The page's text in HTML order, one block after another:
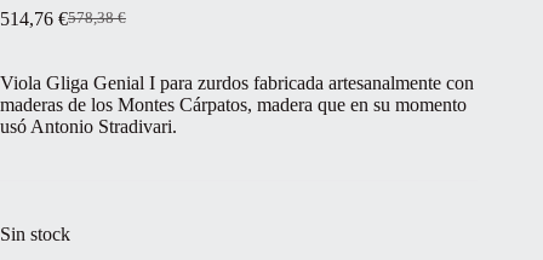
578,38€
El
era:
578,38 €.
514,76 €El
es:
514,76 €.
Viola Gliga Genial I para zurdos fabricada artesanalmente con
maderas de los Montes Cárpatos, madera que en su momento
usó Antonio Stradivari.
Sin stock